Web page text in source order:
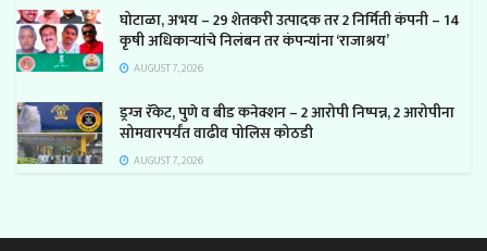
घोटाळा, अभय – 29 शेतकरी उत्पादक तर 2 निर्मिती कंपनी – 14
कृषी अधिकाऱ्यांचे निलंबन तर कंपन्यांना ‘राजाश्रय’
AUGUST 7, 2026
ड्रग्ज रॅकेट, पुणे व बीड कनेक्शन – 2 आरोपी निष्पन्न, 2 आरोपीना
सोमवारपर्यंत वाढीव पोलिस कोठडी
AUGUST 7, 2026